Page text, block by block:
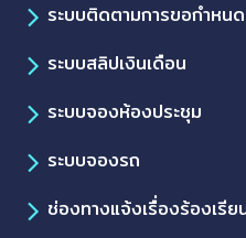
ระบบติดตามการขอกำหน
ระบบสลิปเงินเดือน
ระบบจองห้องประชุม
ระบบจองรถ
ช่องทางแจ้งเรื่องร้องเรี